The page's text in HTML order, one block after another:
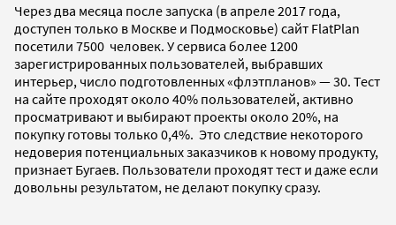
Через два месяца после запуска (в апреле 2017 года,
доступен только в Москве и Подмосковье) сайт FlatPlan
посетили 7500 человек. У сервиса более 1200
зарегистрированных пользователей, выбравших
интерьер, число подготовленных «флэтпланов» — 30. Тест
на сайте проходят около 40% пользователей, активно
просматривают и выбирают проекты около 20%, на
покупку готовы только 0,4%. Это следствие некоторого
недоверия потенциальных заказчиков к новому продукту,
признает Бугаев. Пользователи проходят тест и даже если
довольны результатом, не делают покупку сразу.